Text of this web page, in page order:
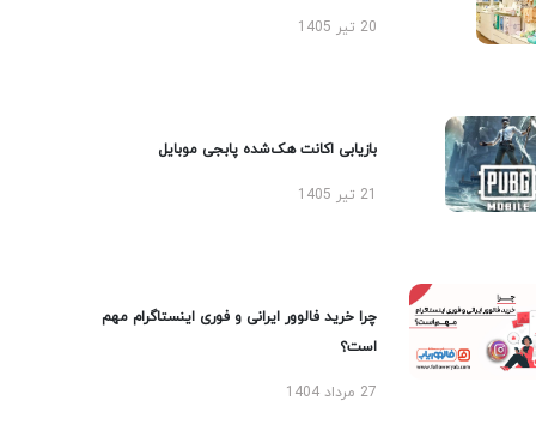
20 تیر 1405
بازیابی اکانت هک‌شده پابجی موبایل
چرا خرید فالوور ایرانی و فوری اینستاگرام مهم
است؟
27 مرداد 1404